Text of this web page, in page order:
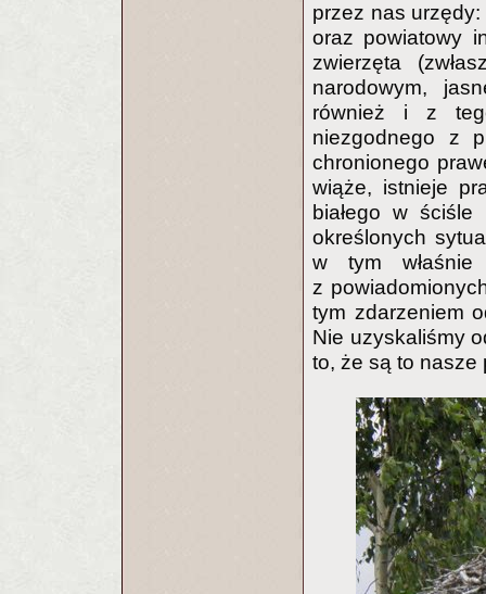
przez nas
oraz powiatowy
zwierzęta
narodowym,
również i z
niezgodnego z
chronionego
wiąże, istnieje
białego w
określonych
w tym właśnie
z
tym zdarzeniem
Nie uzyskaliśmy
to, że są to nasze